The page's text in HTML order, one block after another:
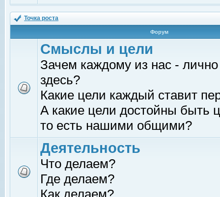
Точка роста
Форум
Смыслы и цели
Зачем каждому из нас -
здесь?
Какие цели каждый ставит
А какие цели достойны быть
то есть нашими общими?
Деятельность
Что делаем?
Где делаем?
Как делаем?